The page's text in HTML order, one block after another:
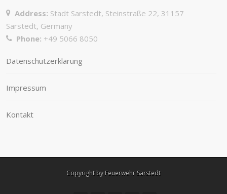
Address: Stadt Sarstedt, Steinstraße 22, 31157
Sarstedt, Germany
Phone: +49 5066 8050
Datenschutzerklärung
Impressum
Kontakt
Copyright by Feuerwehr Sarstedt